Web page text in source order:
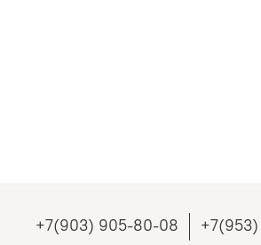
+7(903) 905-80-08